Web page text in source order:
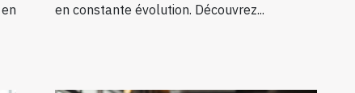
en constante évolution. Découvrez...